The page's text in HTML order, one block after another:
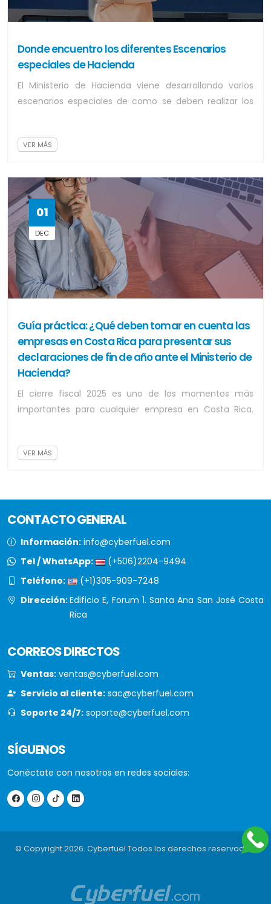
Donde encuentro los diferentes Escenarios
especiales de Hacienda
El Ministerio de Hacienda viene desarrollando varios
escenarios especiales de como se deben realizar los
VER MÁS
01
DEC
Guía práctica: ¿Qué deben tomar en cuenta las
empresas en Costa Rica para presentar sus
declaraciones de fin de año ante el Ministerio de
Hacienda?
El cierre fiscal 2025 es uno de los momentos más
importantes para cualquier empresa en Costa Rica.
VER MÁS
CONTACTO GENERAL
Información: info@cyberfuel.com
Tel / WhatsApp:
(+506)2204-9494
Teléfono:
(+1)305-909-7248
Dirección:Edificio E, Forum 1. Santa Ana San José Costa
Rica
CORREOS DIRECTOS
Ventas: ventas@cyberfuel.com
Servicio al cliente: sac@cyberfuel.com
Soporte 24/7: soporte@cyberfuel.com
SÍGUENOS
Conéctate con nosotros en redes sociales:
© Copyright 2026. Cyberfuel Todos los derechos reservados.